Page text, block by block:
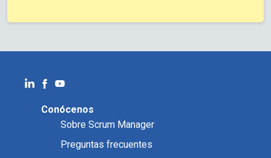
Conócenos
Sobre Scrum Manager
Preguntas frecuentes